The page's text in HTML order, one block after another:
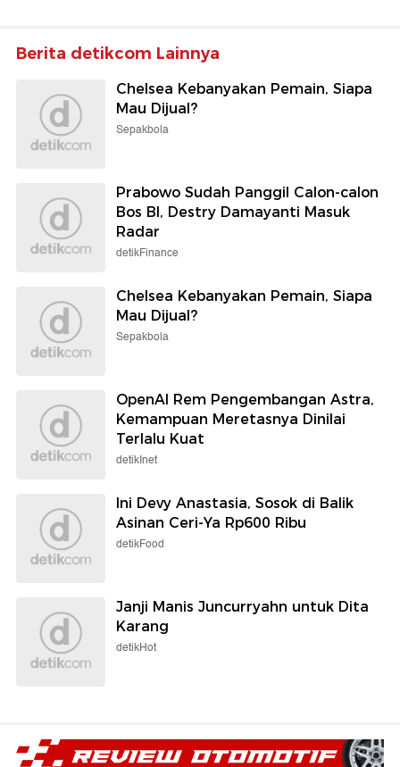
Berita detikcom Lainnya
Chelsea Kebanyakan Pemain, Siapa
Mau Dijual?
Sepakbola
Prabowo Sudah Panggil Calon-calon
Bos BI, Destry Damayanti Masuk
Radar
detikFinance
Chelsea Kebanyakan Pemain, Siapa
Mau Dijual?
Sepakbola
OpenAI Rem Pengembangan Astra,
Kemampuan Meretasnya Dinilai
Terlalu Kuat
detikInet
Ini Devy Anastasia, Sosok di Balik
Asinan Ceri-Ya Rp600 Ribu
detikFood
Janji Manis Juncurryahn untuk Dita
Karang
detikHot